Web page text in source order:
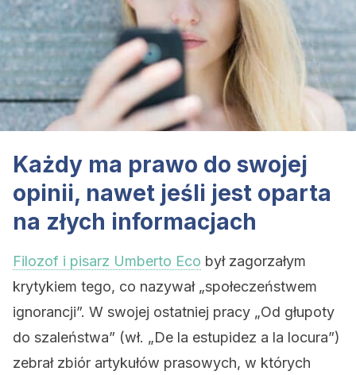
Każdy ma prawo do swojej
opinii, nawet jeśli jest oparta
na złych informacjach
Filozof i pisarz Umberto Eco był zagorzałym
krytykiem tego, co nazywał „społeczeństwem
ignorancji”. W swojej ostatniej pracy „Od głupoty
do szaleństwa” (wł. „De la estupidez a la locura”)
zebrał zbiór artykułów prasowych, w których